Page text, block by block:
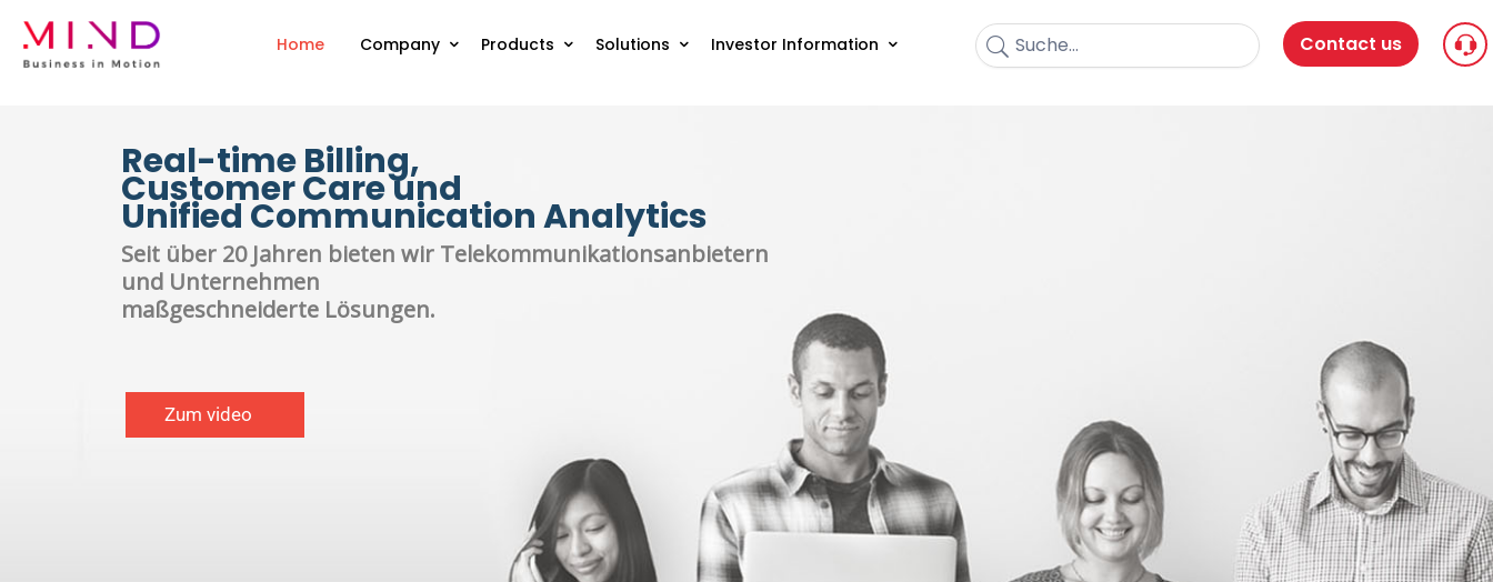
Home Company Products Solutions Investor Information Contact us
Real-time Billing,
Customer Care und
Unified Communication Analytics
Seit über 20 Jahren bieten wir Telekommunikationsanbietern
und Unternehmen
maßgeschneiderte Lösungen.
Zum video